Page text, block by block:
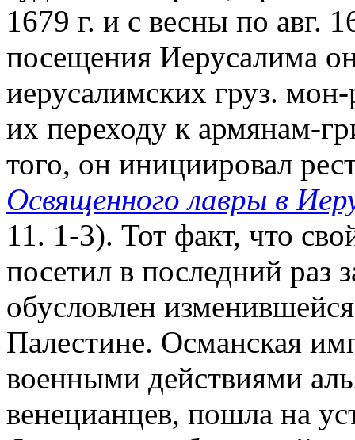
1679 г. и с весны по авг.
посещения Иерусалима
иерусалимских груз. мон-
их переходу к армянам-
того, он инициировал
Освященного лавры в
11. 1-3). Тот факт, что
посетил в последний раз
обусловлен
Палестине. Османская
военными действиями
венецианцев, пошла на